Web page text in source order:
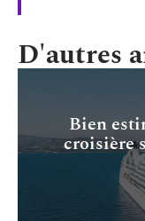
D'autres
Bien
croisière